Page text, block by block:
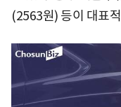
(2563원) 등이 대표